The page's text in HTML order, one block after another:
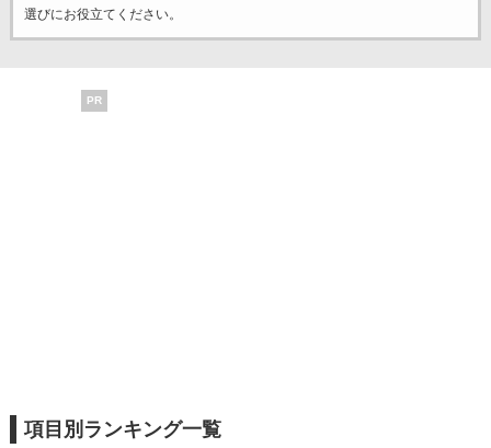
選びにお役立てください。
PR
項目別ランキング一覧